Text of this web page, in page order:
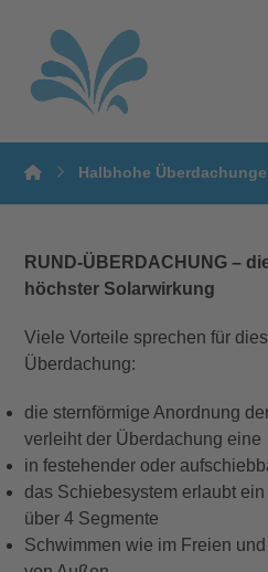
Halbhohe
RUND-ÜBERDACHUNG –
höchster Solarwirkung
Viele Vorteile sprechen für
Überdachung:
die sternförmige Anordnung
verleiht der Überdachung
in festehender oder
das Schiebesystem erlaubt
über 4 Segmente
Schwimmen wie im Freien